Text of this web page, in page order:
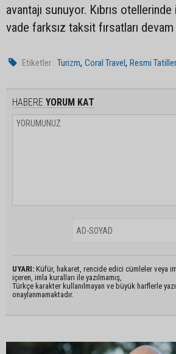
avantajı sunuyor. Kıbrıs
vade farksız taksit fırsatları
Etiketler : Turizm,Coral Travel,Resmi Tatiller
HABERE YORUM KAT
UYARI: Küfür, hakaret, rencide edici cümleler veya
içeren, imla kuralları ile yazılmamış,
Türkçe karakter kullanılmayan ve büyük harflerle
onaylanmamaktadır.